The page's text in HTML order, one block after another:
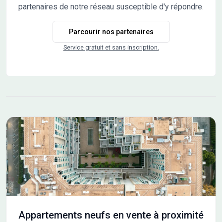
et Solidaire (BRS), vous bénéficiez d’un prix de vente
inférieur de 15 à 30% au prix du marché en devenant
propriétaire du bâti et locataire du terrain. Le BRS vous
permet également d’obtenir de nombreux autres
d'autres aides au financement (PTZ, Prêts
titre de résidence principale. Pour savoir si vous pouvez
bénéficier de cette véritable opportunité et pour obtenir
toute information complémentaire, pas un instant à
perdre, rejoignez-nous sur notre site amsom-habitat.fr
Rubrique « devenir propriétaire » - « Nos programmes
neufs » et testez votre éligibilité ! Livraison prévue au 1er
trimestre 2028.
partenaires de notre réseau susceptible d'y répondre.
Parcourir nos partenaires
Service gratuit et sans inscription.
Appartements neufs en vente à proximité